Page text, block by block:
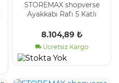
STOREMAX shopverse
Ayakkabı Rafı 5 Katlı
Ayakkabı Rafı Ayakkabı
Rafı 75 x 28 x 93 cm Çan
8.104,89 ₺
Ücretsiz Kargo